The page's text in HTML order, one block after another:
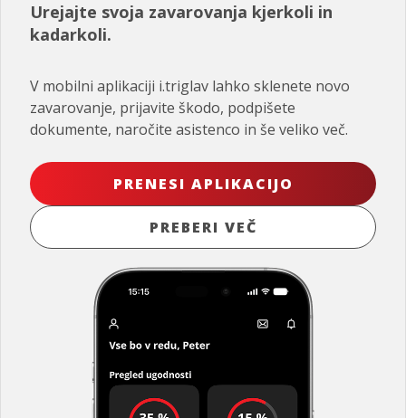
Urejajte svoja zavarovanja kjerkoli in
kadarkoli.
V mobilni aplikaciji i.triglav lahko sklenete novo
zavarovanje, prijavite škodo, podpišete
dokumente, naročite asistenco in še veliko več.
PRENESI APLIKACIJO
PREBERI VEČ